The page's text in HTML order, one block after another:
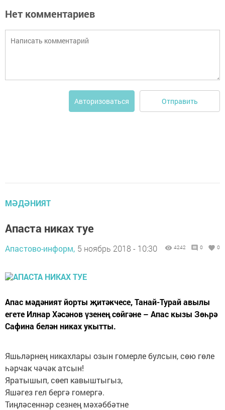
Нет комментариев
Авторизоваться Отправить
МӘДӘНИЯТ
Апаста никах туе
Апастово-информ, 5 ноябрь 2018 - 10:30 4242 0 0
Апас мәдәният йорты җитәкчесе, Танай-Турай авылы
егете Илнар Хәсәнов үзенең сөйгәне – Апас кызы Зөһрә
Сафина белән никах укытты.
Яшьләрнең никахлары озын гомерле булсын, сөю гөле
һәрчак чәчәк атсын!
Яратышып, сөеп кавыштыгыз,
Яшәгез гел бергә гомергә.
Тиңләсеннәр сезнең мәхәббәтне